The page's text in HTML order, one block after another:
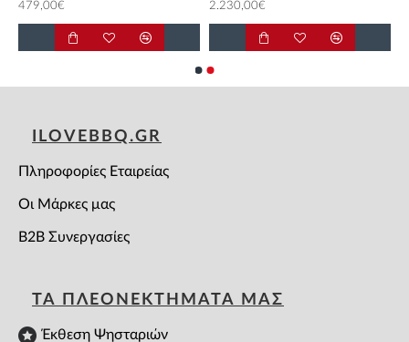
479,00€ 2.230,00€
ILOVEBBQ.GR
Πληροφορίες Εταιρείας
Οι Μάρκες μας
B2B Συνεργασίες
ΤΑ ΠΛΕΟΝΕΚΤΗΜΑΤΑ ΜΑΣ
Έκθεση Ψησταριών